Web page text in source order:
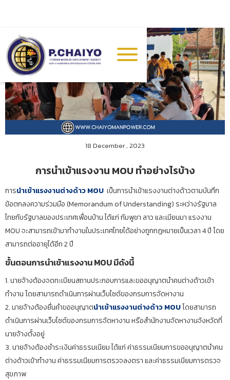
18 December , 2023
การนำเข้าแรงงาน MOU ทำอย่างไรบ้าง
การนำเข้าแรงงานต่างด้าว MOU เป็นการนำเข้าแรงงานต่างด้าวตามบันทึก
ข้อตกลงความร่วมมือ (Memorandum of Understanding) ระหว่างรัฐบาล
ไทยกับรัฐบาลของประเทศเพื่อนบ้าน ได้แก่ กัมพูชา ลาว และเมียนมา แรงงาน
MOU จะสามารถเข้ามาทำงานในประเทศไทยได้อย่างถูกกฎหมายเป็นเวลา 4 ปี โดย
สามารถต่ออายุได้อีก 2 ปี
ขั้นตอนการนำเข้าแรงงาน MOU มีดังนี้
1. นายจ้างต้องจดทะเบียนสถานประกอบการและขออนุญาตนำคนต่างด้าวเข้า
ทำงาน โดยสามารถดำเนินการผ่านเว็บไซต์ของกรมการจัดหางาน
2. นายจ้างต้องยื่นคำขออนุญาตนำเข้าแรงงานต่างด้าว MOUโดยสามารถ
ดำเนินการผ่านเว็บไซต์ของกรมการจัดหางาน หรือสำนักงานจัดหางานจังหวัดที่
นายจ้างตั้งอยู่
3. นายจ้างต้องชำระเงินค่าธรรมเนียม ได้แก่ ค่าธรรมเนียมการขออนุญาตนำคน
ต่างด้าวเข้าทำงาน ค่าธรรมเนียมการตรวจลงตรา และค่าธรรมเนียมการตรวจ
สุขภาพ